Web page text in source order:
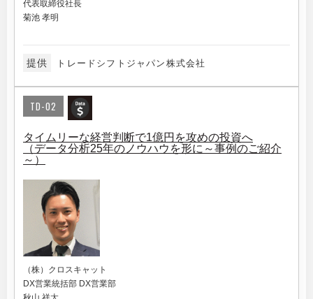
代表取締役社長
菊池 孝明
提供 トレードシフトジャパン株式会社
TD-02
タイムリーな経営判断で1億円を攻めの投資へ
（データ分析25年のノウハウを形に～事例のご紹介
～）
（株）クロスキャット
DX営業統括部 DX営業部